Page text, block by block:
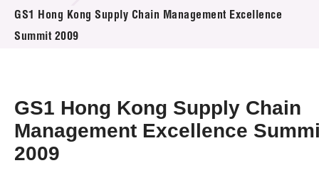
活動及消息
新聞中心
資訊中心
GS1 Hong Kong Supply Chain Management Excellence
Summit 2009
GS1 Hong Kong Supply Chain
Management Excellence
2009